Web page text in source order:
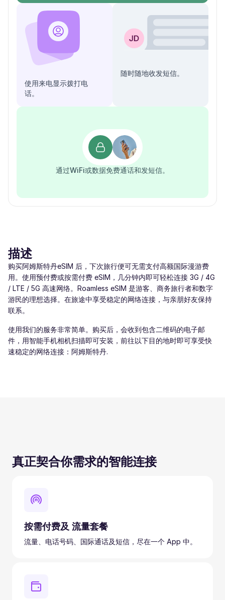
使用来电显示拨打电
话。
随时随地收发短信。
通过WiFi或数据免费通话和发短信。
描述
购买阿姆斯特丹eSIM 后，下次旅行便可无需支付高额国际漫游费
用。使用预付费或按需付费 eSIM，几分钟内即可轻松连接 3G / 4G
/ LTE / 5G 高速网络。Roamless eSIM 是游客、商务旅行者和数字
游民的理想选择。在旅途中享受稳定的网络连接，与亲朋好友保持
联系。
使用我们的服务非常简单。购买后，会收到包含二维码的电子邮
件，用智能手机相机扫描即可安装，前往以下目的地时即可享受快
速稳定的网络连接：阿姆斯特丹.
真正契合你需求的智能连接
按需付费及 流量套餐
流量、电话号码、国际通话及短信，尽在一个 App 中。